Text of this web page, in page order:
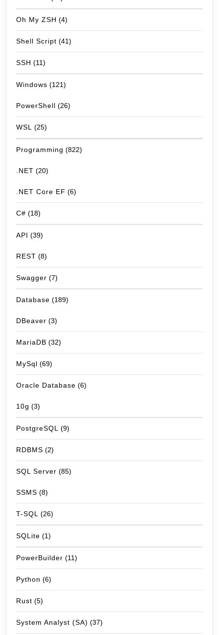
Oh My ZSH (4)
Shell Script (41)
SSH (11)
Windows (121)
PowerShell (26)
WSL (25)
Programming (822)
.NET (20)
.NET Core EF (6)
C# (18)
API (39)
REST (8)
Swagger (7)
Database (189)
DBeaver (3)
MariaDB (32)
MySql (69)
Oracle Database (6)
10g (3)
PostgreSQL (9)
RDBMS (2)
SQL Server (85)
SSMS (8)
T-SQL (26)
SQLite (1)
PowerBuilder (11)
Python (6)
Rust (5)
System Analyst (SA) (37)